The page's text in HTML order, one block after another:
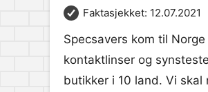
Faktasjekket: 12.07.2021
Specsavers kom til
kontaktlinser og
butikker i 10 land. Vi